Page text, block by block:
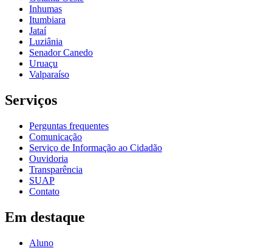
Inhumas
Itumbiara
Jataí
Luziânia
Senador Canedo
Uruaçu
Valparaíso
Serviços
Perguntas frequentes
Comunicação
Serviço de Informação ao Cidadão
Ouvidoria
Transparência
SUAP
Contato
Em destaque
Aluno